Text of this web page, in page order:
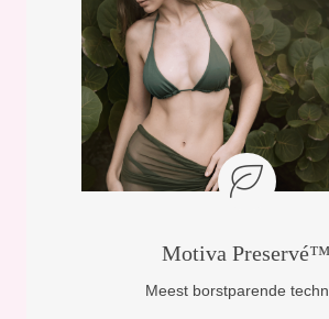
Motiva Preservé™
Meest borstparende